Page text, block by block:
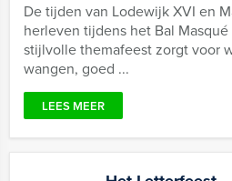
De tijden van Lodewijk XVI en
herleven tijdens het Bal
stijlvolle themafeest zorgt voor
wangen, goed ...
LEES MEER